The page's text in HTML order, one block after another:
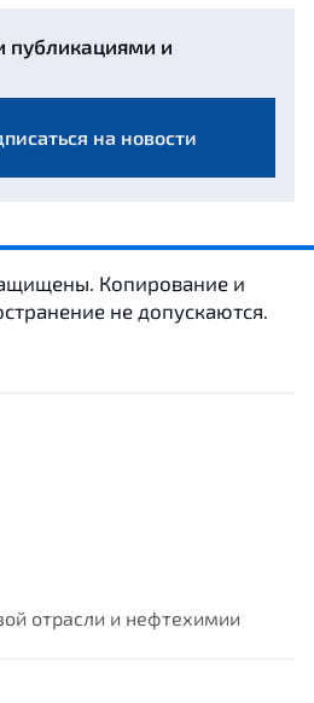
публикациями и
на новости
Копирование и
не допускаются.
отрасли и нефтехимии